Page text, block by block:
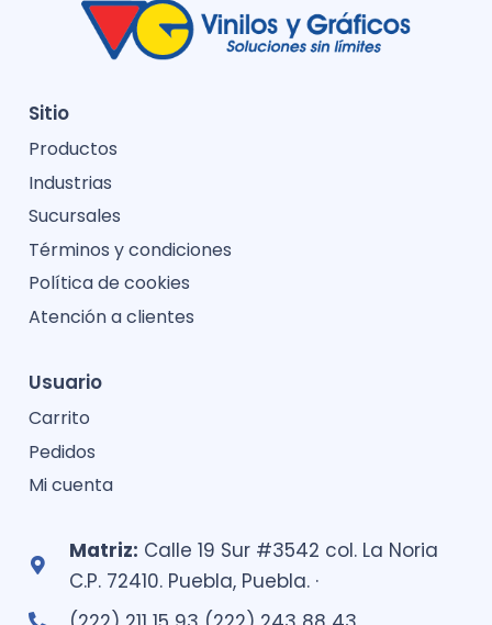
Sitio
Productos
Industrias
Sucursales
Términos y condiciones
Política de cookies
Atención a clientes
Usuario
Carrito
Pedidos
Mi cuenta
Matriz: Calle 19 Sur #3542 col. La Noria
C.P. 72410. Puebla, Puebla. ·